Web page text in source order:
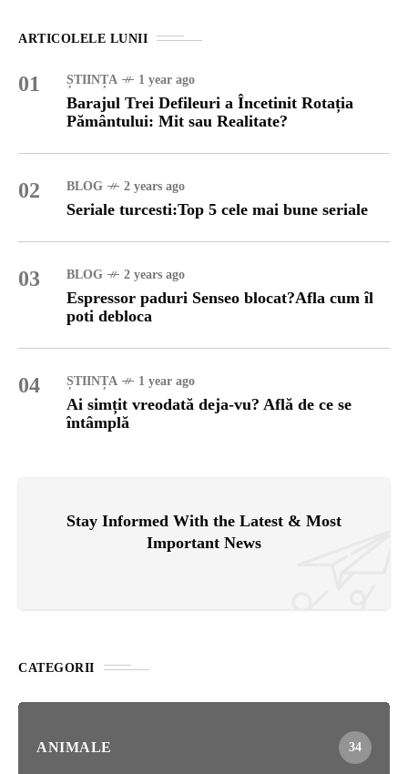
ARTICOLELE LUNII
01 ȘTIINȚA 1 year ago
Barajul Trei Defileuri a Încetinit Rotația
Pământului: Mit sau Realitate?
02 BLOG 2 years ago
Seriale turcesti:Top 5 cele mai bune seriale
03 BLOG 2 years ago
Espressor paduri Senseo blocat?Afla cum îl
poti debloca
04 ȘTIINȚA 1 year ago
Ai simțit vreodată deja-vu? Află de ce se
întâmplă
Stay Informed With the Latest & Most
Important News
CATEGORII
ANIMALE 34